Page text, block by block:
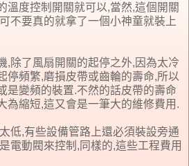
溫度控制開關就可以,當然,這個開關
不要真的就拿了一個小神童就裝上
,除了風扇開關的起停之外,因為太冷
停頻繁,磨損皮帶或齒輪的壽命,所以
是變頻的裝置.不然的話皮帶的壽命
為縮短,這又會是一筆大的維修費用.
低,有些設備管路上還必須裝設旁通
電動閥來控制,同樣的,這些工程費用